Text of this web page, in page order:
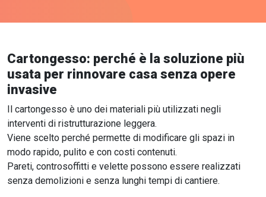
Cartongesso: perché è la soluzione più
usata per rinnovare casa senza opere
invasive
Il cartongesso è uno dei materiali più utilizzati negli
interventi di ristrutturazione leggera.
Viene scelto perché permette di modificare gli spazi in
modo rapido, pulito e con costi contenuti.
Pareti, controsoffitti e velette possono essere realizzati
senza demolizioni e senza lunghi tempi di cantiere.